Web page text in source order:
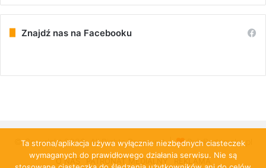
Znajdź nas na Facebooku
© Copyright 2026, All Rights Reserved | PulsRadomska.pl
O NAS PATRONAT MEDIALNY REKLAMA
Ta strona/aplikacja używa wyłącznie niezbędnych ciasteczek
wymaganych do prawidłowego działania serwisu. Nie są